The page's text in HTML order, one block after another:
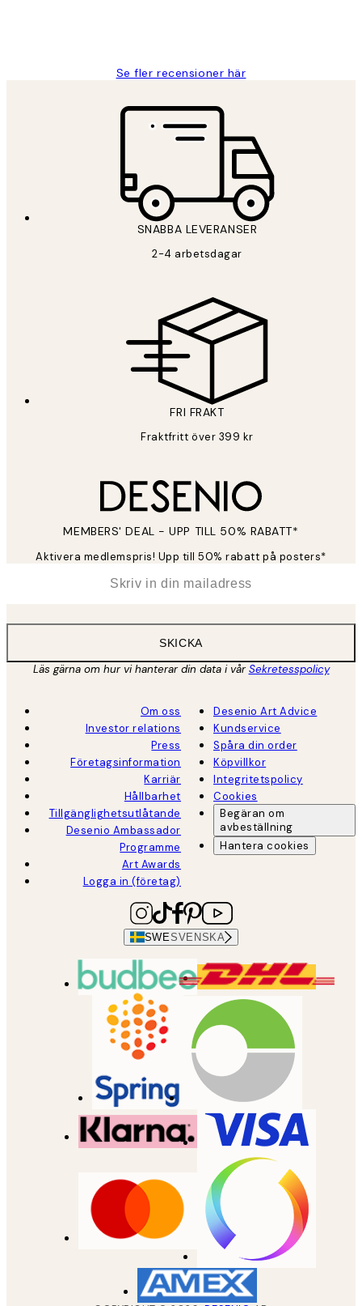
Se fler recensioner här
SNABBA LEVERANSER
2-4 arbetsdagar
FRI FRAKT
Fraktfritt över 399 kr
MEMBERS' DEAL - UPP TILL 50% RABATT*
Aktivera medlemspris! Upp till 50% rabatt på posters*
SKICKA
Läs gärna om hur vi hanterar din data i vårSekretesspolicy
Om oss
Investor relations
Press
Företagsinformation
Karriär
Hållbarhet
Tillgänglighetsutlåtande
Desenio Ambassador
Programme
Art Awards
Logga in (företag)
Desenio Art Advice
Kundservice
Spåra din order
Köpvillkor
Integritetspolicy
Cookies
Begäran om
avbeställning
Hantera cookies
SWESVENSKA